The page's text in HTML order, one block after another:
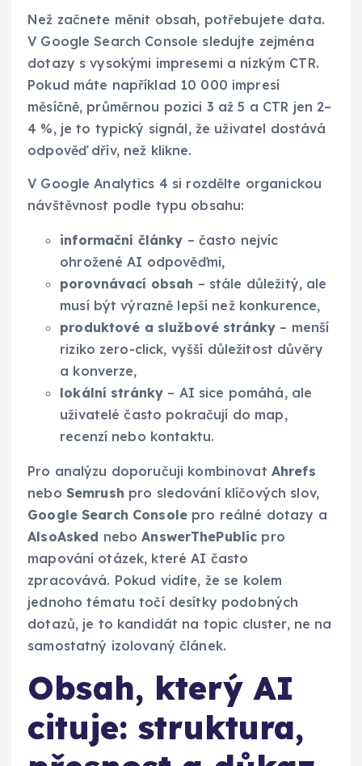
Než začnete měnit obsah, potřebujete data.
V Google Search Console sledujte zejména
dotazy s vysokými impresemi a nízkým CTR.
Pokud máte například 10 000 impresí
měsíčně, průměrnou pozici 3 až 5 a CTR jen 2–
4 %, je to typický signál, že uživatel dostává
odpověď dřív, než klikne.
V Google Analytics 4 si rozdělte organickou
návštěvnost podle typu obsahu:
informační články – často nejvíc
ohrožené AI odpověďmi,
porovnávací obsah – stále důležitý, ale
musí být výrazně lepší než konkurence,
produktové a službové stránky – menší
riziko zero-click, vyšší důležitost důvěry
a konverze,
lokální stránky – AI sice pomáhá, ale
uživatelé často pokračují do map,
recenzí nebo kontaktu.
Pro analýzu doporučuji kombinovat Ahrefs
nebo Semrush pro sledování klíčových slov,
Google Search Console pro reálné dotazy a
AlsoAsked neboAnswerThePublic pro
mapování otázek, které AI často
zpracovává. Pokud vidíte, že se kolem
jednoho tématu točí desítky podobných
dotazů, je to kandidát na topic cluster, ne na
samostatný izolovaný článek.
Obsah, který AI
cituje: struktura,